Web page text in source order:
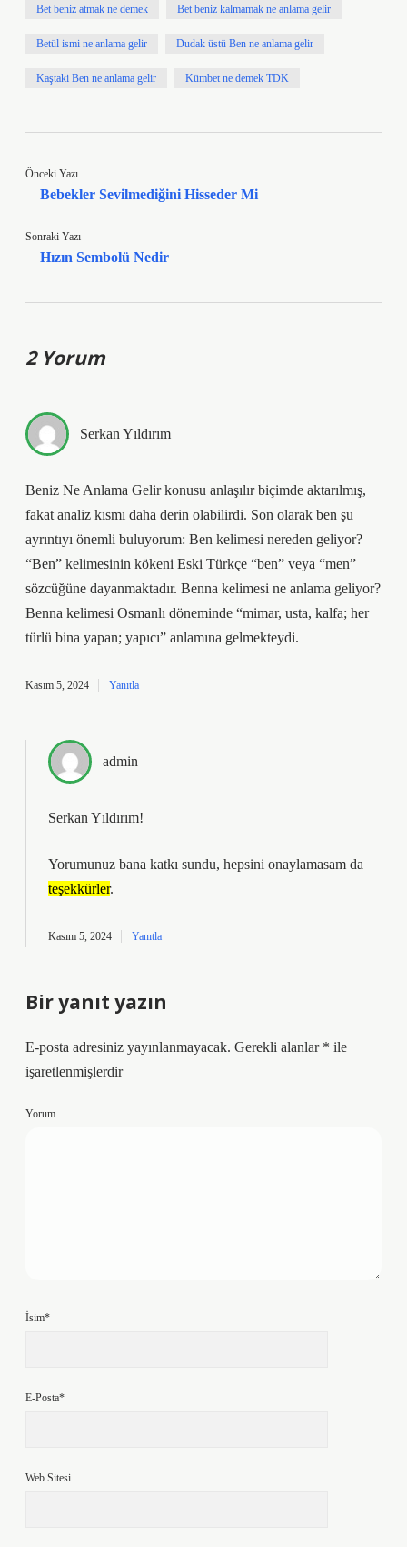
Bet beniz atmak ne demek Bet beniz kalmamak ne anlama gelir
Betül ismi ne anlama gelir Dudak üstü Ben ne anlama gelir
Kaştaki Ben ne anlama gelir Kümbet ne demek TDK
Önceki Yazı
Bebekler Sevilmediğini Hisseder Mi
Sonraki Yazı
Hızın Sembolü Nedir
2 Yorum
Serkan Yıldırım
Beniz Ne Anlama Gelir konusu anlaşılır biçimde aktarılmış,
fakat analiz kısmı daha derin olabilirdi. Son olarak ben şu
ayrıntıyı önemli buluyorum: Ben kelimesi nereden geliyor?
“Ben” kelimesinin kökeni Eski Türkçe “ben” veya “men”
sözcüğüne dayanmaktadır. Benna kelimesi ne anlama geliyor?
Benna kelimesi Osmanlı döneminde “mimar, usta, kalfa; her
türlü bina yapan; yapıcı” anlamına gelmekteydi.
Kasım 5, 2024 Yanıtla
admin
Serkan Yıldırım!
Yorumunuz bana katkı sundu, hepsini onaylamasam da
teşekkürler.
Kasım 5, 2024 Yanıtla
Bir yanıt yazın
E-posta adresiniz yayınlanmayacak. Gerekli alanlar * ile
işaretlenmişlerdir
Yorum
İsim*
E-Posta*
Web Sitesi